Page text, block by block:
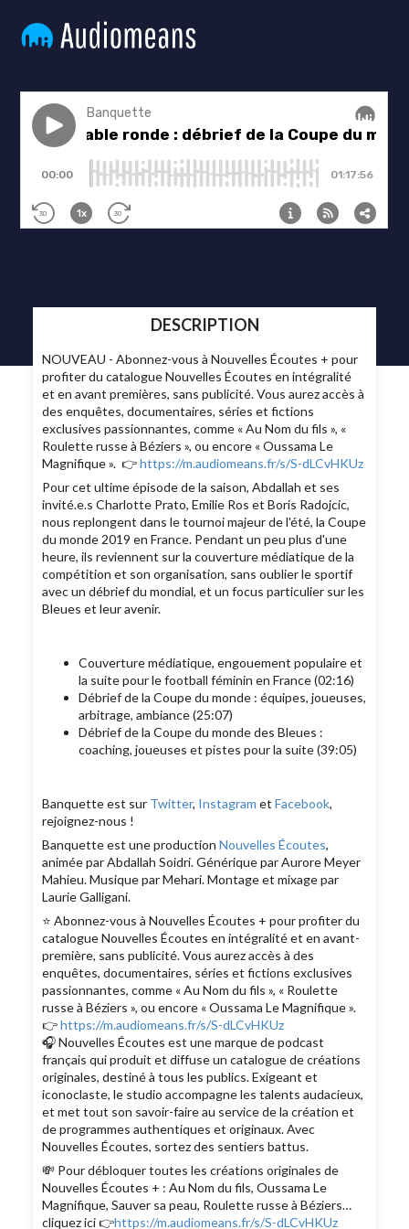
DESCRIPTION
NOUVEAU - Abonnez-vous à Nouvelles Écoutes + pour
profiter du catalogue Nouvelles Écoutes en intégralité
et en avant premières, sans publicité. Vous aurez accès à
des enquêtes, documentaires, séries et fictions
exclusives passionnantes, comme « Au Nom du fils », «
Roulette russe à Béziers », ou encore « Oussama Le
Magnifique ». 👉https://m.audiomeans.fr/s/S-dLCvHKUz
Pour cet ultime épisode de la saison, Abdallah et ses
invité.e.s Charlotte Prato, Emilie Ros et Boris Radojcic,
nous replongent dans le tournoi majeur de l'été, la Coupe
du monde 2019 en France. Pendant un peu plus d'une
heure, ils reviennent sur la couverture médiatique de la
compétition et son organisation, sans oublier le sportif
avec un débrief du mondial, et un focus particulier sur les
Bleues et leur avenir.
Couverture médiatique, engouement populaire et
la suite pour le football féminin en France (02:16)
Débrief de la Coupe du monde : équipes, joueuses,
arbitrage, ambiance (25:07)
Débrief de la Coupe du monde des Bleues :
coaching, joueuses et pistes pour la suite (39:05)
Banquette est sur Twitter, Instagram etFacebook,
rejoignez-nous !
Banquette est une productionNouvelles Écoutes,
animée par Abdallah Soidri. Générique par Aurore Meyer
Mahieu. Musique par Mehari. Montage et mixage par
Laurie Galligani.
⭐️ Abonnez-vous à Nouvelles Écoutes + pour profiter du
catalogue Nouvelles Écoutes en intégralité et en avant-
première, sans publicité. Vous aurez accès à des
enquêtes, documentaires, séries et fictions exclusives
passionnantes, comme « Au Nom du fils », « Roulette
russe à Béziers », ou encore « Oussama Le Magnifique ».
👉https://m.audiomeans.fr/s/S-dLCvHKUz
🎧 Nouvelles Écoutes est une marque de podcast
français qui produit et diffuse un catalogue de créations
originales, destiné à tous les publics. Exigeant et
iconoclaste, le studio accompagne les talents audacieux,
et met tout son savoir-faire au service de la création et
de programmes authentiques et originaux. Avec
Nouvelles Écoutes, sortez des sentiers battus.
💸 Pour débloquer toutes les créations originales de
Nouvelles Écoutes + : Au Nom du fils, Oussama Le
Magnifique, Sauver sa peau, Roulette russe à Béziers…
cliquez ici 👉https://m.audiomeans.fr/s/S-dLCvHKUz